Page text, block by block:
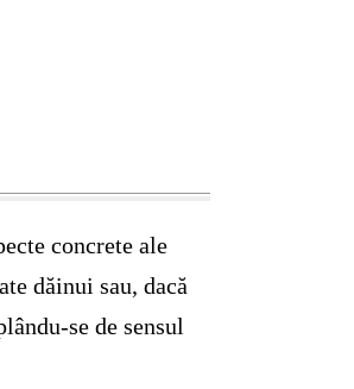
concrete ale
dăinui sau, dacă
se de sensul